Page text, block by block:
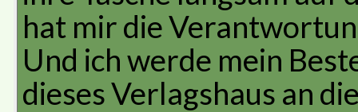
hat mir die
Und ich werde mein
dieses Verlagshaus an